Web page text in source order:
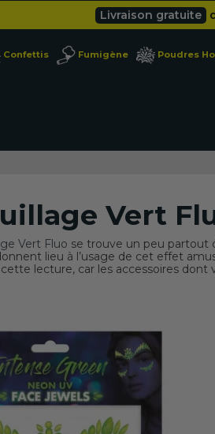
Besoin d'un devis pro ?
Livraison gratuite
Confettis Fumigène Poudres
Vert
Vert Fluo se trouve un peu partout
lieu à l’usage de cet effet
lecture, car les accessoires